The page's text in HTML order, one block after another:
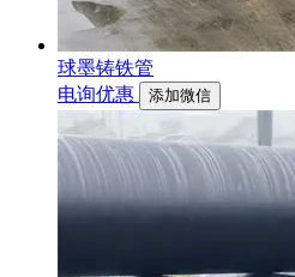
球墨铸铁管
电询优惠
添加微信